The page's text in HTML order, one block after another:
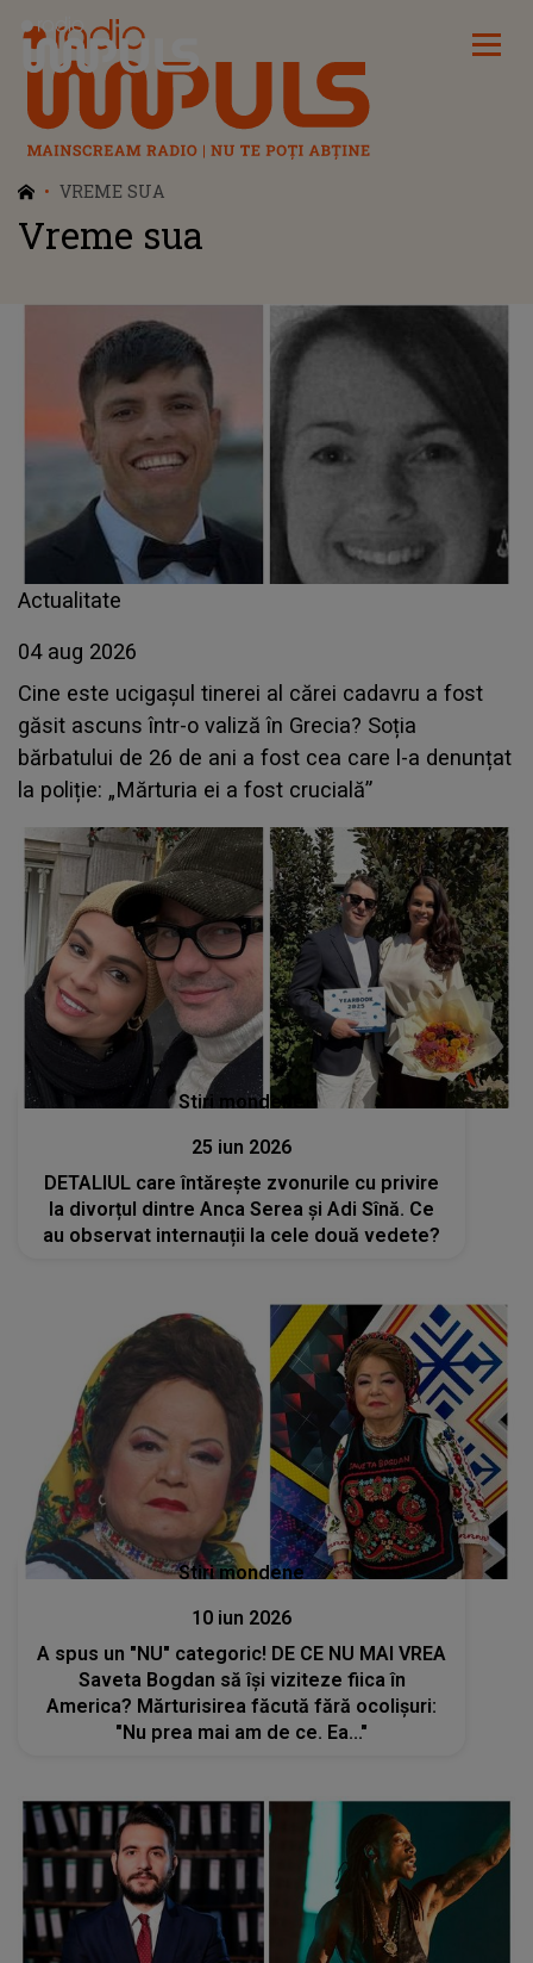
Radio Impuls
VREME SUA
Vreme sua
Actualitate
04 aug 2026
Cine este ucigașul tinerei al cărei cadavru a fost
găsit ascuns într-o valiză în Grecia? Soția
bărbatului de 26 de ani a fost cea care l-a denunțat
la poliție: „Mărturia ei a fost crucială”
Stiri mondene
25 iun 2026
DETALIUL care întărește zvonurile cu privire
la divorțul dintre Anca Serea și Adi Sînă. Ce
au observat internauții la cele două vedete?
Stiri mondene
10 iun 2026
A spus un "NU" categoric! DE CE NU MAI VREA
Saveta Bogdan să își viziteze fiica în
America? Mărturisirea făcută fără ocolișuri:
"Nu prea mai am de ce. Ea..."